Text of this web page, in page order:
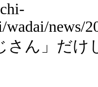
wadai/news/
さん」だ